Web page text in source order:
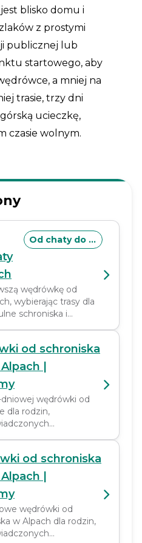
blisko domu i
z prostymi
publicznej lub
startowego, aby
a mniej na
trasie, trzy dni
ucieczkę,
czasie wolnym.
Od chaty do chaty
wędrówkę od
wybierając trasy dla
schroniska i
od schroniska
|
wędrówki od
dla rodzin,
od schroniska
|
wędrówki od
w Alpach dla rodzin,